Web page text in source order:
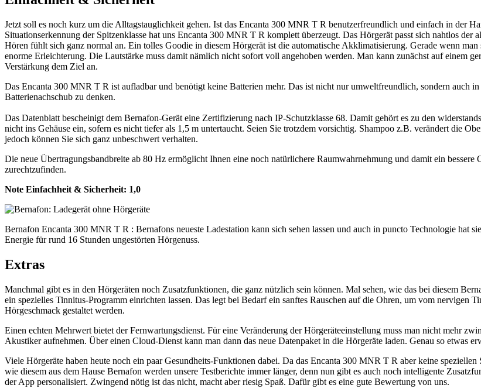
Jetzt soll es noch kurz um die Alltagstauglichkeit gehen. Ist das Encanta 300 MNR T R benutzerfreundlich und einfach in der
Situationserkennung der Spitzenklasse hat uns Encanta 300 MNR T R komplett überzeugt. Das Hörgerät passt sich nahtlos
Hören fühlt sich ganz normal an. Ein tolles Goodie in diesem Hörgerät ist die automatische Akklimatisierung. Gerade wenn
enorme Erleichterung. Die Lautstärke muss damit nämlich nicht sofort voll angehoben werden. Man kann zunächst auf einem
Verstärkung dem Ziel an.
Das Encanta 300 MNR T R ist aufladbar und benötigt keine Batterien mehr. Das ist nicht nur umweltfreundlich, sondern auch
Batterienachschub zu denken.
Das Datenblatt bescheinigt dem Bernafon-Gerät eine Zertifizierung nach IP-Schutzklasse 68. Damit gehört es zu den
nicht ins Gehäuse ein, sofern es nicht tiefer als 1,5 m untertaucht. Seien Sie trotzdem vorsichtig. Shampoo z.B. verändert die
jedoch können Sie sich ganz unbeschwert verhalten.
Die neue Übertragungsbandbreite ab 80 Hz ermöglicht Ihnen eine noch natürlichere Raumwahrnehmung und damit ein
zurechtzufinden.
Note Einfachheit & Sicherheit: 1,0
Bernafon Encanta 300 MNR T R : Bernafons neueste Ladestation kann sich sehen lassen und auch in puncto Technologie hat
Energie für rund 16 Stunden ungestörten Hörgenuss.
Extras
Manchmal gibt es in den Hörgeräten noch Zusatzfunktionen, die ganz nützlich sein können. Mal sehen, wie das bei diesem
ein spezielles Tinnitus-Programm einrichten lassen. Das legt bei Bedarf ein sanftes Rauschen auf die Ohren, um vom nervigen
Hörgeschmack gestaltet werden.
Einen echten Mehrwert bietet der Fernwartungsdienst. Für eine Veränderung der Hörgeräteeinstellung muss man nicht mehr
Akustiker aufnehmen. Über einen Cloud-Dienst kann man dann das neue Datenpaket in die Hörgeräte laden. Genau so etwas
Viele Hörgeräte haben heute noch ein paar Gesundheits-Funktionen dabei. Da das Encanta 300 MNR T R aber keine
wie diesem aus dem Hause Bernafon werden unsere Testberichte immer länger, denn nun gibt es auch noch intelligente
der App personalisiert. Zwingend nötig ist das nicht, macht aber riesig Spaß. Dafür gibt es eine gute Bewertung von uns.